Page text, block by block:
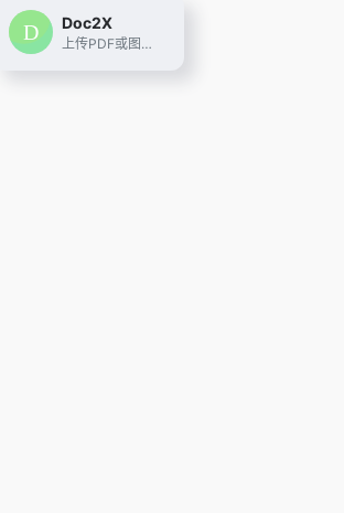
Doc2X
上传PDF或图片，精准公式识别和表格识别,一键高效转换为 Word、LaTeX、HTML、Markdown 等多种格式。支持多语言翻译，提供双语对照翻译体验，搭载大模型技术，满足学术、办公和多场景需求。